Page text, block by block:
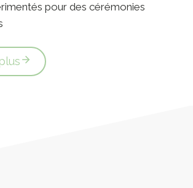
pour des cérémonies